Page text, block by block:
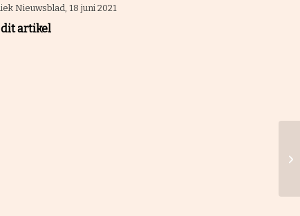
Nieuwsblad, 18 juni 2021
dit artikel